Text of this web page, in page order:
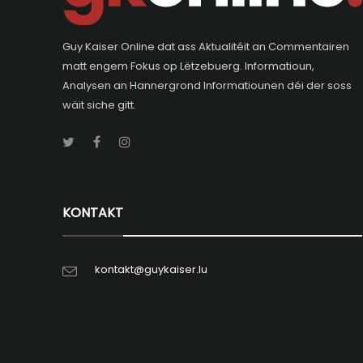
Guy Kaiser Online dat ass Aktualitéit an Commentairen
matt engem Fokus op Lëtzebuerg. Informatioun,
Analysen an Hannergrond Informatiounen déi der soss
wäit siche gitt.
KONTAKT
kontakt@guykaiser.lu